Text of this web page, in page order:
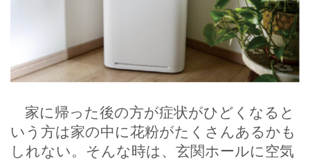
家に帰った後の方が症状がひどくなると
いう方は家の中に花粉がたくさんあるかも
しれない。そんな時は、玄関ホールに空気